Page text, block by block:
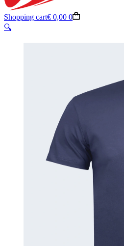
Shopping cart€ 0,00 0
🔍